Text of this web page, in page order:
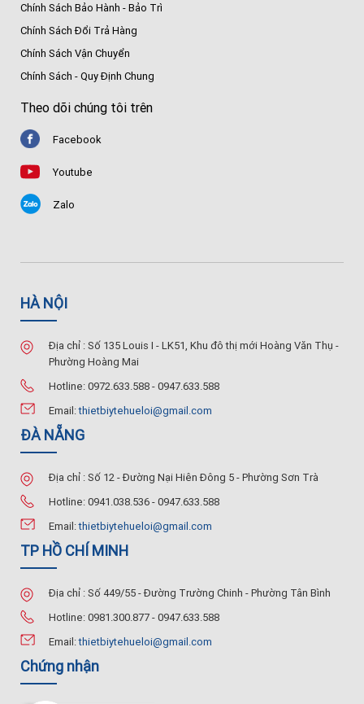
Chính Sách Bảo Hành - Bảo Trì
Chính Sách Đổi Trả Hàng
Chính Sách Vận Chuyển
Chính Sách - Quy Định Chung
Theo dõi chúng tôi trên
Facebook
Youtube
Zalo
HÀ NỘI
Địa chỉ : Số 135 Louis I - LK51, Khu đô thị mới Hoàng Văn Thụ -
Phường Hoàng Mai
Hotline: 0972.633.588 - 0947.633.588
Email:thietbiytehueloi@gmail.com
ĐÀ NẴNG
Địa chỉ : Số 12 - Đường Nại Hiên Đông 5 - Phường Sơn Trà
Hotline: 0941.038.536 - 0947.633.588
Email:thietbiytehueloi@gmail.com
TP HỒ CHÍ MINH
Địa chỉ : Số 449/55 - Đường Trường Chinh - Phường Tân Bình
Hotline: 0981.300.877 - 0947.633.588
Email:thietbiytehueloi@gmail.com
Chứng nhận